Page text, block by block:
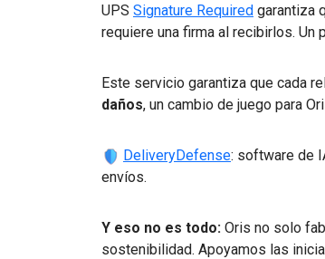
UPS Signature Required garantiza
requiere una firma al recibirlos. Un
Este servicio garantiza que cada
daños, un cambio de juego para
DeliveryDefense: software de
envíos.
Y eso no es todo: Oris no solo
sostenibilidad. Apoyamos las